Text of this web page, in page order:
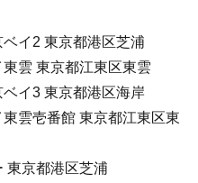
イ2 東京都港区芝浦
雲 東京都江東区東雲
イ3 東京都港区海岸
雲壱番館 東京都江東区東
東京都港区芝浦